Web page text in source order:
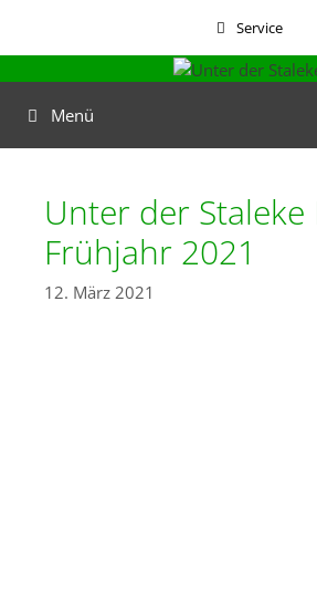
springen
Service
Menü
Unter der Staleke
Frühjahr 2021
12. März 2021